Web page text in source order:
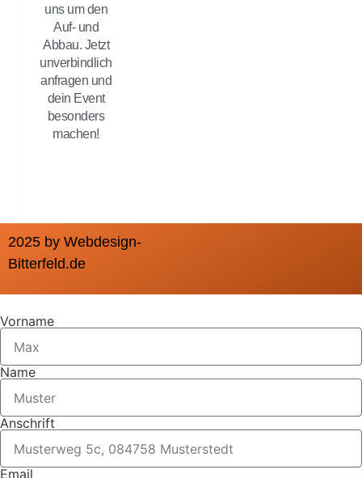
uns um den
Auf- und
Abbau. Jetzt
unverbindlich
anfragen und
dein Event
besonders
machen!
2025 by Webdesign-
Bitterfeld.de
Vorname
Name
Anschrift
Email